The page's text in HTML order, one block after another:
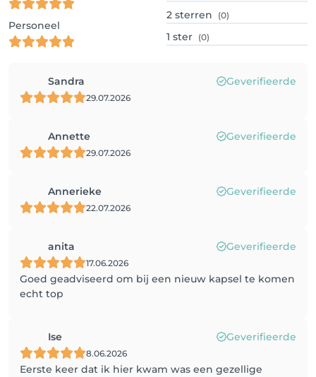
Personeel
2 sterren (0)
1 ster (0)
Sandra Geverifieerde
29.07.2026
Annette Geverifieerde
29.07.2026
Annerieke Geverifieerde
22.07.2026
anita Geverifieerde
17.06.2026
Goed geadviseerd om bij een nieuw kapsel te komen
echt top
Ise Geverifieerde
8.06.2026
Eerste keer dat ik hier kwam was een gezellige